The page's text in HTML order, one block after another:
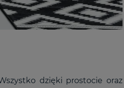
dzięki prostocie oraz